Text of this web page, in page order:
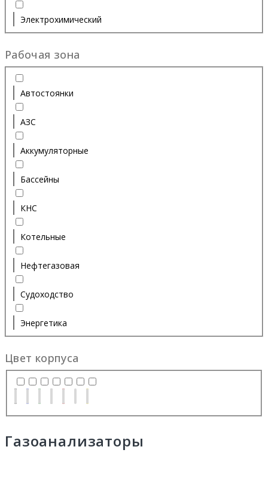
Электрохимический
Рабочая зона
Автостоянки
АЗС
Аккумуляторные
Бассейны
КНС
Котельные
Нефтегазовая
Судоходство
Энергетика
Цвет корпуса
Газоанализаторы